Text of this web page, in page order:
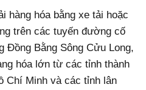
hàng hóa bằng xe tải hoặc
trên các tuyến đường cố
Đồng Bằng Sông Cửu Long,
hóa lớn từ các tỉnh thành
Chí Minh và các tỉnh lân